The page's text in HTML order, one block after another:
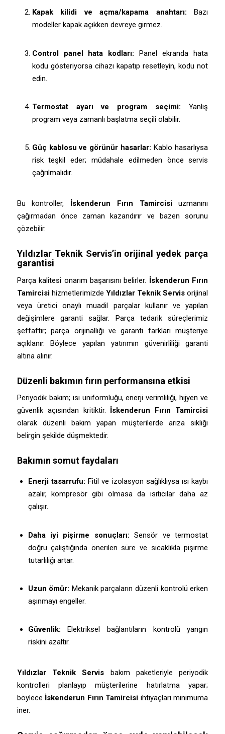
Kapak kilidi ve açma/kapama anahtarı: Bazı
modeller kapak açıkken devreye girmez.
Control panel hata kodları: Panel ekranda hata
kodu gösteriyorsa cihazı kapatıp resetleyin, kodu not
edin.
Termostat ayarı ve program seçimi: Yanlış
program veya zamanlı başlatma seçili olabilir.
Güç kablosu ve görünür hasarlar: Kablo hasarlıysa
risk teşkil eder; müdahale edilmeden önce servis
çağrılmalıdır.
Bu kontroller, İskenderun Fırın Tamircisiuzmanını
çağırmadan önce zaman kazandırır ve bazen sorunu
çözebilir.
Yıldızlar Teknik Servis’in orijinal yedek parça
garantisi
Parça kalitesi onarım başarısını belirler. İskenderun Fırın
Tamircisihizmetlerimizde Yıldızlar Teknik Servis orijinal
veya üretici onaylı muadil parçalar kullanır ve yapılan
değişimlere garanti sağlar. Parça tedarik süreçlerimiz
şeffaftır; parça orijinalliği ve garanti farkları müşteriye
açıklanır. Böylece yapılan yatırımın güvenirliliği garanti
altına alınır.
Düzenli bakımın fırın performansına etkisi
Periyodik bakım; ısı uniformluğu, enerji verimliliği, hijyen ve
güvenlik açısından kritiktir. İskenderun Fırın Tamircisi
olarak düzenli bakım yapan müşterilerde arıza sıklığı
belirgin şekilde düşmektedir.
Bakımın somut faydaları
Enerji tasarrufu: Fitil ve izolasyon sağlıklıysa ısı kaybı
azalır, kompresör gibi olmasa da ısıtıcılar daha az
çalışır.
Daha iyi pişirme sonuçları: Sensör ve termostat
doğru çalıştığında önerilen süre ve sıcaklıkla pişirme
tutarlılığı artar.
Uzun ömür: Mekanik parçaların düzenli kontrolü erken
aşınmayı engeller.
Güvenlik: Elektriksel bağlantıların kontrolü yangın
riskini azaltır.
Yıldızlar Teknik Servis bakım paketleriyle periyodik
kontrolleri planlayıp müşterilerine hatırlatma yapar;
böylece İskenderun Fırın Tamircisi ihtiyaçları minimuma
iner.